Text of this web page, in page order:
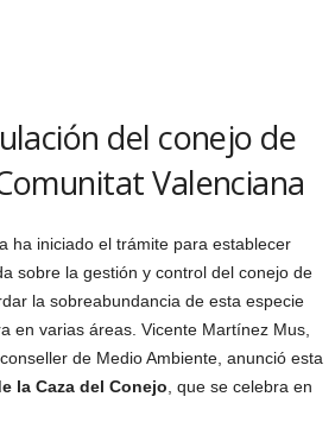
del conejo de
Valenciana
ha iniciado el trámite para establecer
sobre la gestión y control del conejo de
la sobreabundancia de esta especie
en varias áreas. Vicente Martínez Mus,
de Medio Ambiente, anunció esta
la Caza del Conejo , que se celebra en